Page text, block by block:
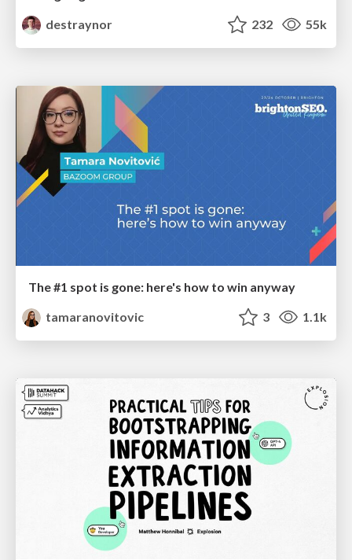
destraynor
232 55k
The #1 spot is gone: here's how to win anyway
tamaranovitovic
3 1.1k